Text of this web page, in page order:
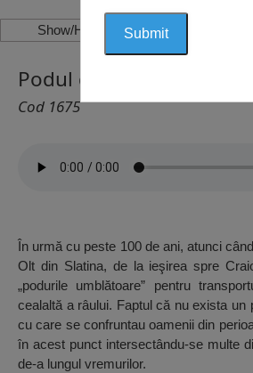
Show/Hide Left Side
Podul de peste Olt,
Cod 1675
În urmă cu peste 100 de ani, atunci
Olt din Slatina, de la ieşirea spre
„podurile umblătoare” pentru
cealaltă a râului. Faptul că nu exista un
cu care se confruntau oamenii din
în acest punct intersectându-se multe
de-a lungul vremurilor.